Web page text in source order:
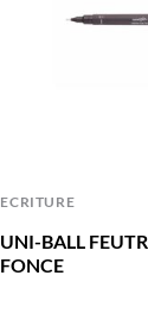
ECRITURE
UNI-BALL
FONCE